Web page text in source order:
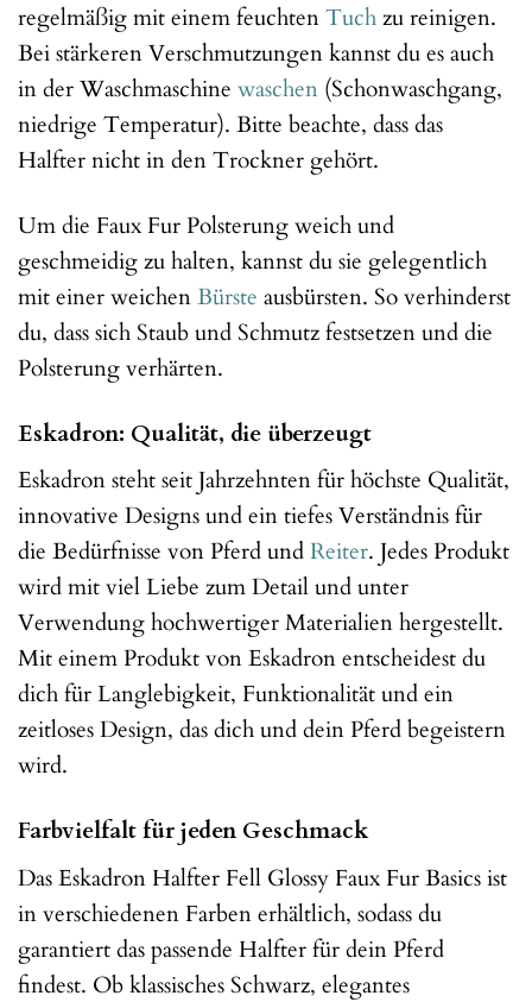
regelmäßig mit einem feuchtenTuchzu reinigen.
Bei stärkeren Verschmutzungen kannst du es auch
in der Waschmaschine waschen (Schonwaschgang,
niedrige Temperatur). Bitte beachte, dass das
Halfter nicht in den Trockner gehört.
Um die Faux Fur Polsterung weich und
geschmeidig zu halten, kannst du sie gelegentlich
mit einer weichenBürste ausbürsten. So verhinderst
du, dass sich Staub und Schmutz festsetzen und die
Polsterung verhärten.
Eskadron: Qualität, die überzeugt
Eskadron steht seit Jahrzehnten für höchste Qualität,
innovative Designs und ein tiefes Verständnis für
die Bedürfnisse von Pferd undReiter. Jedes Produkt
wird mit viel Liebe zum Detail und unter
Verwendung hochwertiger Materialien hergestellt.
Mit einem Produkt von Eskadron entscheidest du
dich für Langlebigkeit, Funktionalität und ein
zeitloses Design, das dich und dein Pferd begeistern
wird.
Farbvielfalt für jeden Geschmack
Das Eskadron Halfter Fell Glossy Faux Fur Basics ist
in verschiedenen Farben erhältlich, sodass du
garantiert das passende Halfter für dein Pferd
findest. Ob klassisches Schwarz, elegantes